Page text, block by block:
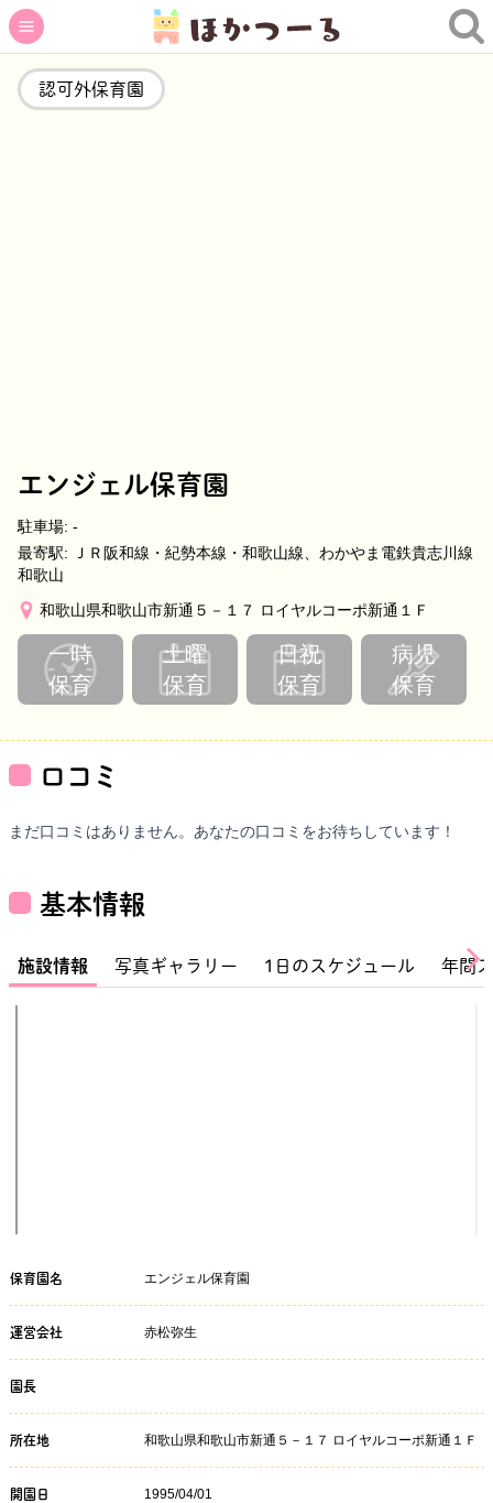
認可外保育園
エンジェル保育園
駐車場: -
最寄駅:
ＪＲ阪和線・紀勢本線・和歌山線、わかやま電鉄貴志川線
和歌山
和歌山県和歌山市新通５－１７ ロイヤルコーポ新通１Ｆ
一時
保育
土曜
保育
日祝
保育
病児
保育
口コミ
まだ口コミはありません。あなたの口コミをお待ちしています！
基本情報
施設情報 写真ギャラリー 1日のスケジュール 年間
保育園名 エンジェル保育園
運営会社 赤松弥生
園長
所在地 和歌山県和歌山市新通５－１７ ロイヤルコーポ新通１Ｆ
開園日 1995/04/01